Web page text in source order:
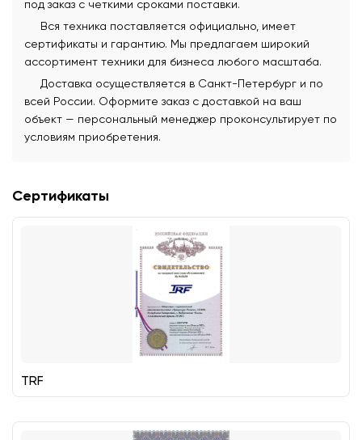
под заказ с четкими сроками поставки.
Вся техника поставляется официально, имеет
сертификаты и гарантию. Мы предлагаем широкий
ассортимент техники для бизнеса любого масштаба.
Доставка осуществляется в Санкт-Петербург и по
всей России. Оформите заказ с доставкой на ваш
объект — персональный менеджер проконсультирует по
условиям приобретения.
Сертификаты
TRF